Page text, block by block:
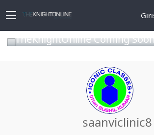
TheKnightOnline Coming
saanviclinic8